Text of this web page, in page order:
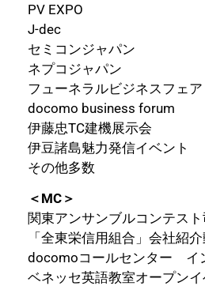
PV EXPO
J-dec
セミコンジャパン
ネプコジャパン
フューネラルビジネスフェア
docomo business forum
伊藤忠TC建機展示会
伊豆諸島魅力発信イベント
その他多数
＜MC＞
関東アンサンブルコンテス
「全東栄信用組合」会社紹
docomoコールセンター イ
ベネッセ英語教室オープン